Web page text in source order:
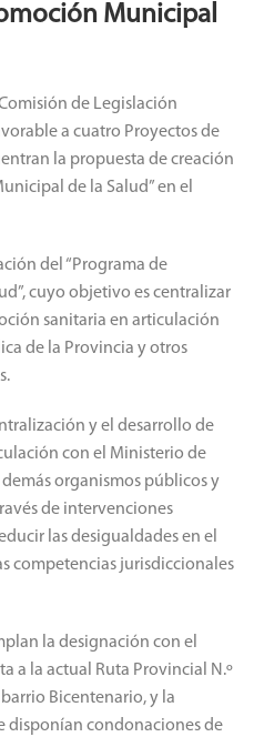
Municipal
de Legislación
a cuatro Proyectos de
la propuesta de creación
de la Salud” en el
del “Programa de
cuyo objetivo es centralizar
sanitaria en articulación
de la Provincia y otros
y el desarrollo de
con el Ministerio de
organismos públicos y
de intervenciones
las desigualdades en el
competencias jurisdiccionales
la designación con el
a la actual Ruta Provincial N.º
Bicentenario, y la
disponían condonaciones de